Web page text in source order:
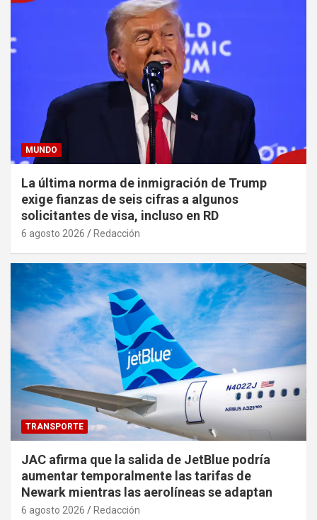
MUNDO
La última norma de inmigración de Trump
exige fianzas de seis cifras a algunos
solicitantes de visa, incluso en RD
6 agosto 2026 Redacción
TRANSPORTE
JAC afirma que la salida de JetBlue podría
aumentar temporalmente las tarifas de
Newark mientras las aerolíneas se adaptan
6 agosto 2026 Redacción